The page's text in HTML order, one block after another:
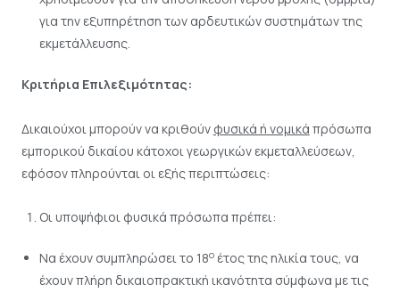
για την εξυπηρέτηση των αρδευτικών συστημάτων της
εκμετάλλευσης.
Κριτήρια Επιλεξιμότητας:
Δικαιούχοι μπορούν να κριθούν φυσικά ή νομικά πρόσωπα
εμπορικού δικαίου κάτοχοι γεωργικών εκμεταλλεύσεων,
εφόσον πληρούνται οι εξής περιπτώσεις:
Οι υποψήφιοι φυσικά πρόσωπα πρέπει:
Να έχουν συμπληρώσει το 18οέτος της ηλικία τους, να
έχουν πλήρη δικαιοπρακτική ικανότητα σύμφωνα με τις